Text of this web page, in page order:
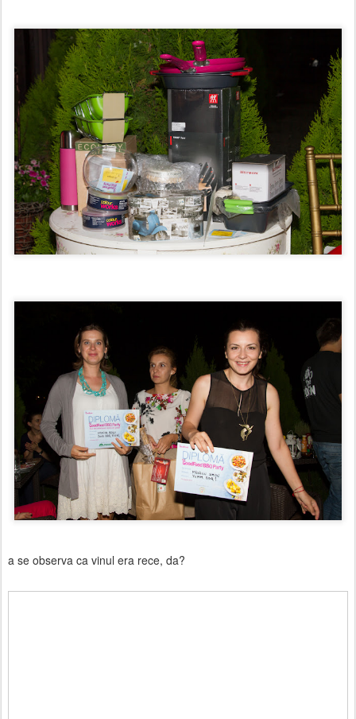
a se observa ca vinul era rece, da?